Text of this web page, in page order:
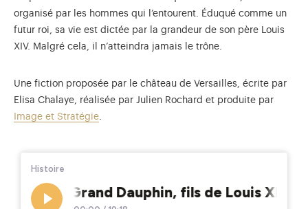
organisé par les hommes qui l’entourent. Éduqué comme un
futur roi, sa vie est dictée par la grandeur de son père Louis
XIV. Malgré cela, il n’atteindra jamais le trône.
Une fiction proposée par le château de Versailles, écrite par
Elisa Chalaye, réalisée par Julien Rochard et produite par
Image et Stratégie